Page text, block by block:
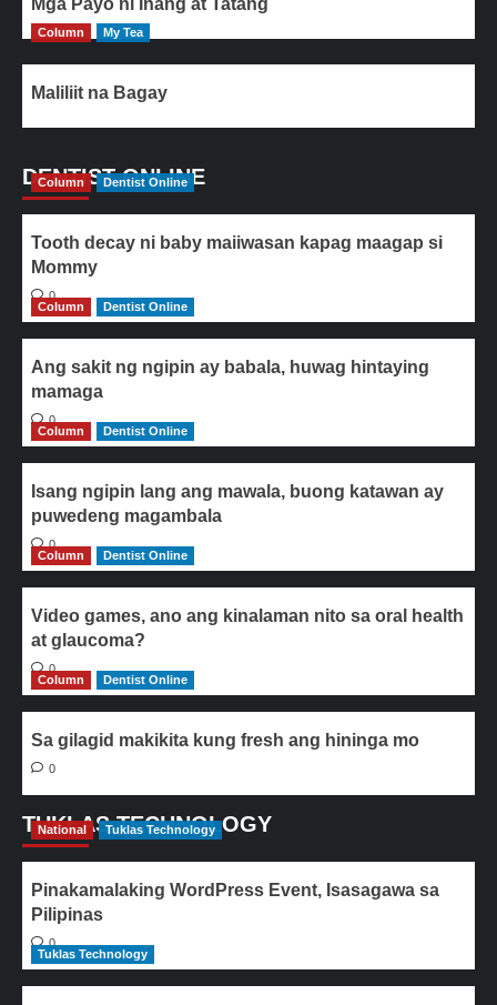
Mga Payo ni Inang at Tatang
Column My Tea
Maliliit na Bagay
DENTIST ONLINE
Column Dentist Online
Tooth decay ni baby maiiwasan kapag maagap si
Mommy
0
Column
Dentist Online
Ang sakit ng ngipin ay babala, huwag hintaying
mamaga
0
Column
Dentist Online
Isang ngipin lang ang mawala, buong katawan ay
puwedeng magambala
0
Column
Dentist Online
Video games, ano ang kinalaman nito sa oral health
at glaucoma?
0
Column
Dentist Online
Sa gilagid makikita kung fresh ang hininga mo
0
TUKLAS TECHNOLOGY
National Tuklas Technology
Pinakamalaking WordPress Event, Isasagawa sa
Pilipinas
0
Tuklas Technology